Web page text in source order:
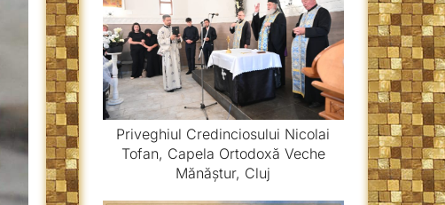
Priveghiul Credinciosului Nicolai
Tofan, Capela Ortodoxă Veche
Mănăștur, Cluj